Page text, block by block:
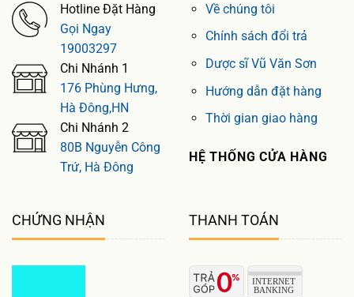
Hotline Đặt Hàng
Gọi Ngay
19003297
Chi Nhánh 1
176 Phùng Hưng,
Hà Đông,HN
Chi Nhánh 2
80B Nguyễn Công
Trứ, Hà Đông
Về chúng tôi
Chính sách đổi trả
Dược sĩ Vũ Văn Sơn
Hướng dẫn đặt hàng
Thời gian giao hàng
HỆ THỐNG CỬA HÀNG
CHỨNG NHẬN THANH TOÁN